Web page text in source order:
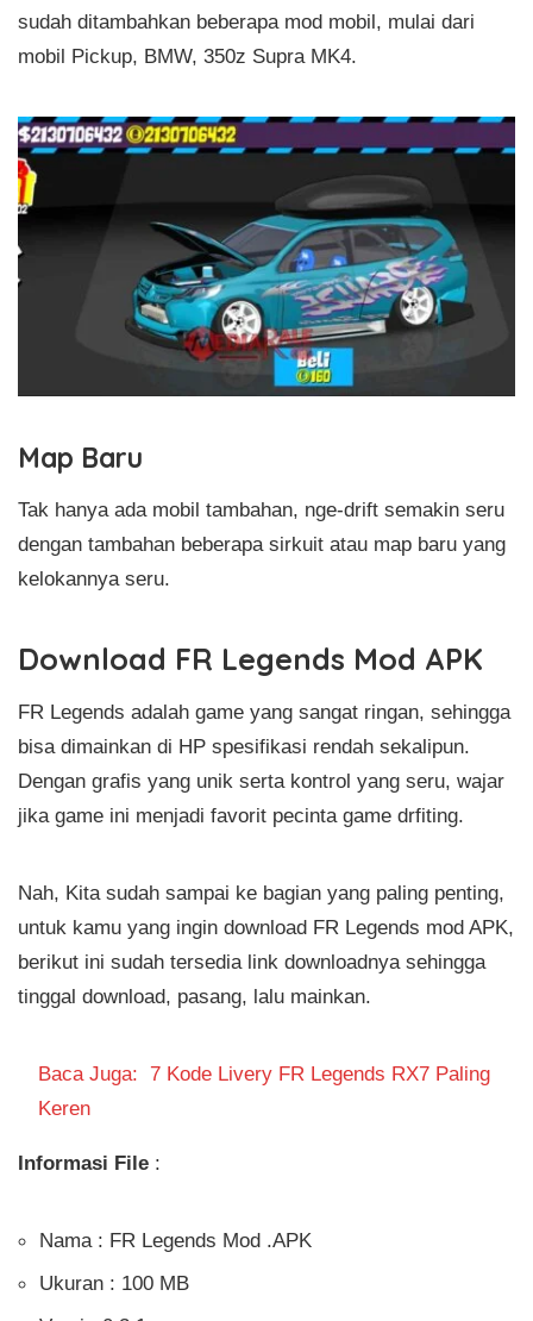
sudah ditambahkan beberapa mod mobil, mulai dari
mobil Pickup, BMW, 350z Supra MK4.
Map Baru
Tak hanya ada mobil tambahan, nge-drift semakin seru
dengan tambahan beberapa sirkuit atau map baru yang
kelokannya seru.
Download FR Legends Mod APK
FR Legends adalah game yang sangat ringan, sehingga
bisa dimainkan di HP spesifikasi rendah sekalipun.
Dengan grafis yang unik serta kontrol yang seru, wajar
jika game ini menjadi favorit pecinta game drfiting.
Nah, Kita sudah sampai ke bagian yang paling penting,
untuk kamu yang ingin download FR Legends mod APK,
berikut ini sudah tersedia link downloadnya sehingga
tinggal download, pasang, lalu mainkan.
Baca Juga: 7 Kode Livery FR Legends RX7 Paling
Keren
Informasi File :
Nama : FR Legends Mod .APK
Ukuran : 100 MB